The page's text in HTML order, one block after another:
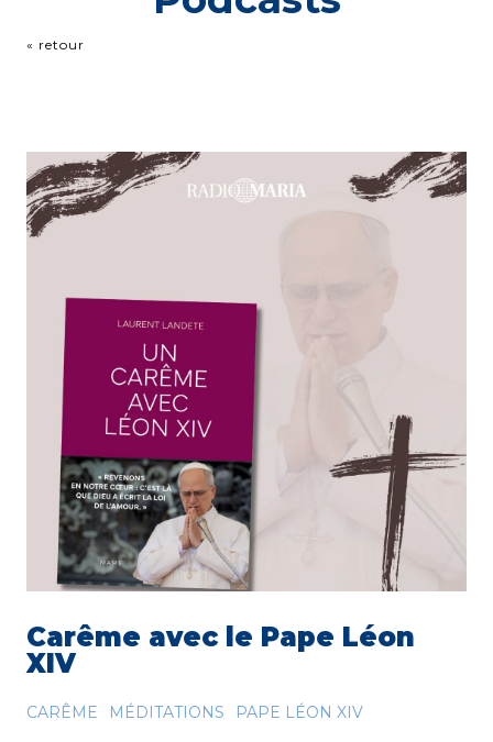
« retour
Carême avec le Pape Léon
XIV
CARÊME MÉDITATIONS PAPE LÉON XIV